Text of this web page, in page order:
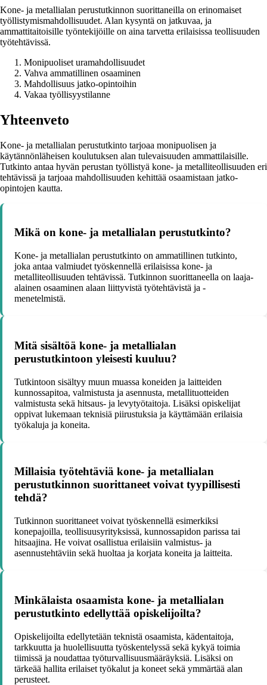
Kone- ja metallialan perustutkinnon suorittaneilla on erinomaiset
työllistymismahdollisuudet. Alan kysyntä on jatkuvaa, ja
ammattitaitoisille työntekijöille on aina tarvetta erilaisissa teollisuuden
työtehtävissä.
Monipuoliset uramahdollisuudet
Vahva ammatillinen osaaminen
Mahdollisuus jatko-opintoihin
Vakaa työllisyystilanne
Yhteenveto
Kone- ja metallialan perustutkinto tarjoaa monipuolisen ja
käytännönläheisen koulutuksen alan tulevaisuuden ammattilaisille.
Tutkinto antaa hyvän perustan työllistyä kone- ja metalliteollisuuden eri
tehtävissä ja tarjoaa mahdollisuuden kehittää osaamistaan jatko-
opintojen kautta.
Mikä on kone- ja metallialan perustutkinto?
Kone- ja metallialan perustutkinto on ammatillinen tutkinto,
joka antaa valmiudet työskennellä erilaisissa kone- ja
metalliteollisuuden tehtävissä. Tutkinnon suorittaneella on laaja-
alainen osaaminen alaan liittyvistä työtehtävistä ja -
menetelmistä.
Mitä sisältöä kone- ja metallialan
perustutkintoon yleisesti kuuluu?
Tutkintoon sisältyy muun muassa koneiden ja laitteiden
kunnossapitoa, valmistusta ja asennusta, metallituotteiden
valmistusta sekä hitsaus- ja levytyötaitoja. Lisäksi opiskelijat
oppivat lukemaan teknisiä piirustuksia ja käyttämään erilaisia
työkaluja ja koneita.
Millaisia työtehtäviä kone- ja metallialan
perustutkinnon suorittaneet voivat tyypillisesti
tehdä?
Tutkinnon suorittaneet voivat työskennellä esimerkiksi
konepajoilla, teollisuusyrityksissä, kunnossapidon parissa tai
hitsaajina. He voivat osallistua erilaisiin valmistus- ja
asennustehtäviin sekä huoltaa ja korjata koneita ja laitteita.
Minkälaista osaamista kone- ja metallialan
perustutkinto edellyttää opiskelijoilta?
Opiskelijoilta edellytetään teknistä osaamista, kädentaitoja,
tarkkuutta ja huolellisuutta työskentelyssä sekä kykyä toimia
tiimissä ja noudattaa työturvallisuusmääräyksiä. Lisäksi on
tärkeää hallita erilaiset työkalut ja koneet sekä ymmärtää alan
perusteet.